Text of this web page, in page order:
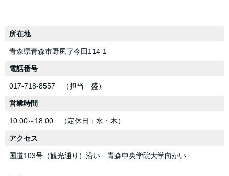
所在地
青森県青森市野尻字今田114-1
電話番号
017-718-8557 （担当 盛）
営業時間
10:00～18:00 （定休日：水・木）
アクセス
国道103号（観光通り）沿い 青森中央学院大学向かい